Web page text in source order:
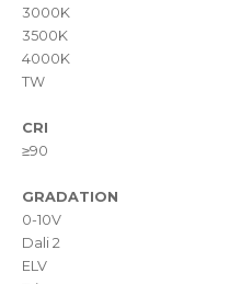
3000K
3500K
4000K
TW
CRI
≥90
GRADATION
0-10V
Dali 2
ELV